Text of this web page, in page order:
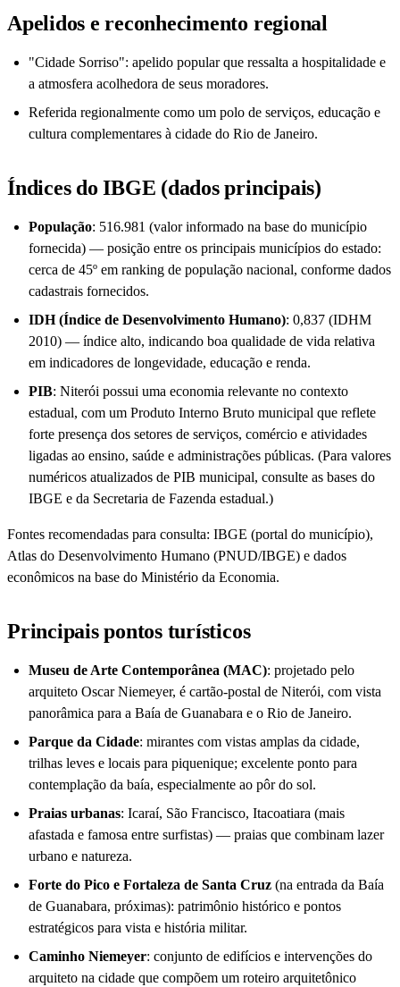
Apelidos e reconhecimento regional
"Cidade Sorriso": apelido popular que ressalta a hospitalidade e
a atmosfera acolhedora de seus moradores.
Referida regionalmente como um polo de serviços, educação e
cultura complementares à cidade do Rio de Janeiro.
Índices do IBGE (dados principais)
População: 516.981 (valor informado na base do município
fornecida) — posição entre os principais municípios do estado:
cerca de 45º em ranking de população nacional, conforme dados
cadastrais fornecidos.
IDH (Índice de Desenvolvimento Humano): 0,837 (IDHM
2010) — índice alto, indicando boa qualidade de vida relativa
em indicadores de longevidade, educação e renda.
PIB: Niterói possui uma economia relevante no contexto
estadual, com um Produto Interno Bruto municipal que reflete
forte presença dos setores de serviços, comércio e atividades
ligadas ao ensino, saúde e administrações públicas. (Para valores
numéricos atualizados de PIB municipal, consulte as bases do
IBGE e da Secretaria de Fazenda estadual.)
Fontes recomendadas para consulta: IBGE (portal do município),
Atlas do Desenvolvimento Humano (PNUD/IBGE) e dados
econômicos na base do Ministério da Economia.
Principais pontos turísticos
Museu de Arte Contemporânea (MAC): projetado pelo
arquiteto Oscar Niemeyer, é cartão-postal de Niterói, com vista
panorâmica para a Baía de Guanabara e o Rio de Janeiro.
Parque da Cidade: mirantes com vistas amplas da cidade,
trilhas leves e locais para piquenique; excelente ponto para
contemplação da baía, especialmente ao pôr do sol.
Praias urbanas: Icaraí, São Francisco, Itacoatiara (mais
afastada e famosa entre surfistas) — praias que combinam lazer
urbano e natureza.
Forte do Pico e Fortaleza de Santa Cruz (na entrada da Baía
de Guanabara, próximas): patrimônio histórico e pontos
estratégicos para vista e história militar.
Caminho Niemeyer: conjunto de edifícios e intervenções do
arquiteto na cidade que compõem um roteiro arquitetônico